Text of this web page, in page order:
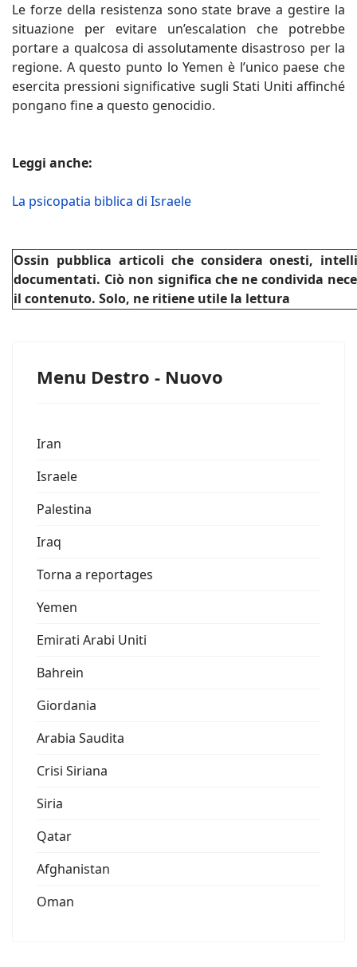
Le forze della resistenza sono state brave a gestire la
situazione per evitare un’escalation che potrebbe
portare a qualcosa di assolutamente disastroso per la
regione. A questo punto lo Yemen è l’unico paese che
esercita pressioni significative sugli Stati Uniti affinché
pongano fine a questo genocidio.
Leggi anche:
La psicopatia biblica di Israele
Ossin pubblica articoli che considera onesti,
documentati. Ciò non significa che ne condivida
il contenuto. Solo, ne ritiene utile la lettura
Menu Destro - Nuovo
Iran
Israele
Palestina
Iraq
Torna a reportages
Yemen
Emirati Arabi Uniti
Bahrein
Giordania
Arabia Saudita
Crisi Siriana
Siria
Qatar
Afghanistan
Oman